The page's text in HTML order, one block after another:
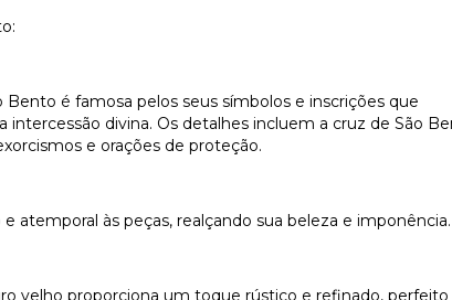
é famosa pelos seus símbolos e inscrições que
divina. Os detalhes incluem a cruz de São
e orações de proteção.
atemporal às peças, realçando sua beleza e imponência.
velho proporciona um toque rústico e refinado, perfeito